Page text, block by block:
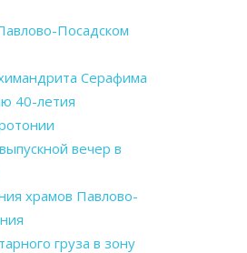
Посадском
Серафима
40-летия
вечер в
храмов Павлово-
груза в зону